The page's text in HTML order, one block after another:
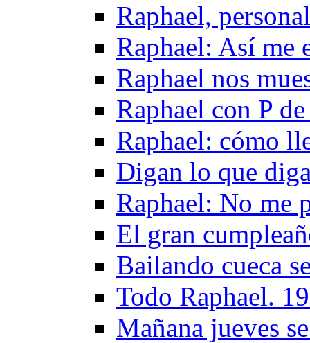
Raphael,
Raphael: Así me
Raphael nos
Raphael con P
Raphael: cómo
Digan lo que
Raphael: No me
El gran
Bailando cueca
Todo Raphael.
Mañana jueves